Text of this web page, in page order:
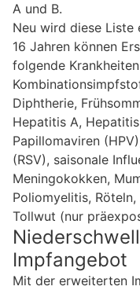
A und B.
Neu wird diese Liste
16 Jahren können
folgende
Diphtherie,
Hepatitis A,
Papillomaviren
(RSV), saisonale
Meningokokken,
Poliomyelitis,
Tollwut (nur
Impfangebot
Mit der erweiterten